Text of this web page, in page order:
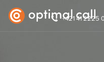
+421 41 2225